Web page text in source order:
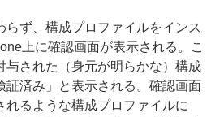
ず、構成プロファイルをインス
上に確認画面が表示される。こ
与された（身元が明らかな）構成
証済み」と表示される。確認画面
れるような構成プロファイルに